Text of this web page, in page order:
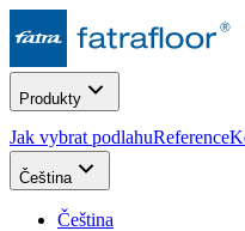
Produkty
Jak vybrat podlahuReference
Čeština
Čeština